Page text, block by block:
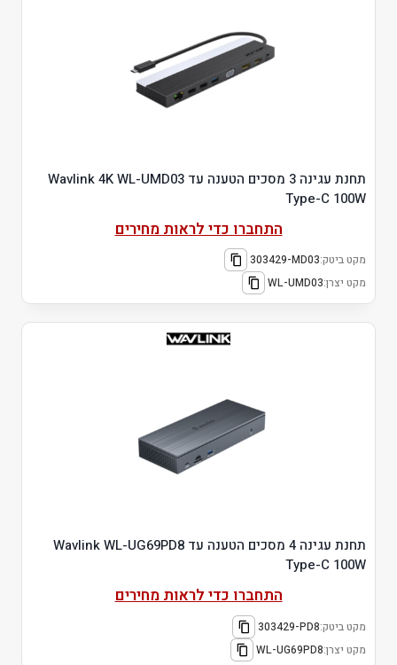
תחנת עגינה 3 מסכים הטענה עד Wavlink 4K WL-UMD03
Type-C 100W
התחברו כדי לראות מחירים
מקט ביטק:303429-MD03
מקט יצרן:WL-UMD03
תחנת עגינה 4 מסכים הטענה עד Wavlink WL-UG69PD8
Type-C 100W
התחברו כדי לראות מחירים
מקט ביטק:303429-PD8
מקט יצרן:WL-UG69PD8